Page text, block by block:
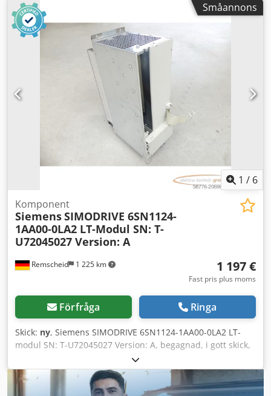
kg/st Cedpof Rlt Nsfx Ak Hsha
Småannons
1 / 6
Remscheid 1 225 km
Komponent
SiemensSIMODRIVE 6SN1124-
1AA00-0LA2 LT-Modul SN: T-
U72045027 Version: A
1 197 €
Fast pris plus moms
Förfråga Ringa
Skick: ny, Siemens SIMODRIVE 6SN1124-1AA00-0LA2 LT-
modul SN: T-U72045027 Version: A, begagnad, i gott skick,
fullt fungerande, leveransomfattning enligt bilderna.
Cjdpsx Dxmusfx Ak Hoha